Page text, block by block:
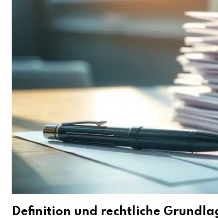
Definition und rechtliche